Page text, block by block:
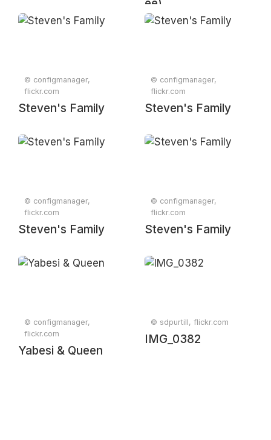
ee)
© configmanager,
flickr.com
Steven's Family
© configmanager,
flickr.com
Steven's Family
© configmanager,
flickr.com
Steven's Family
© configmanager,
flickr.com
Steven's Family
© configmanager,
flickr.com
Yabesi & Queen
© sdpurtill, flickr.com
IMG_0382